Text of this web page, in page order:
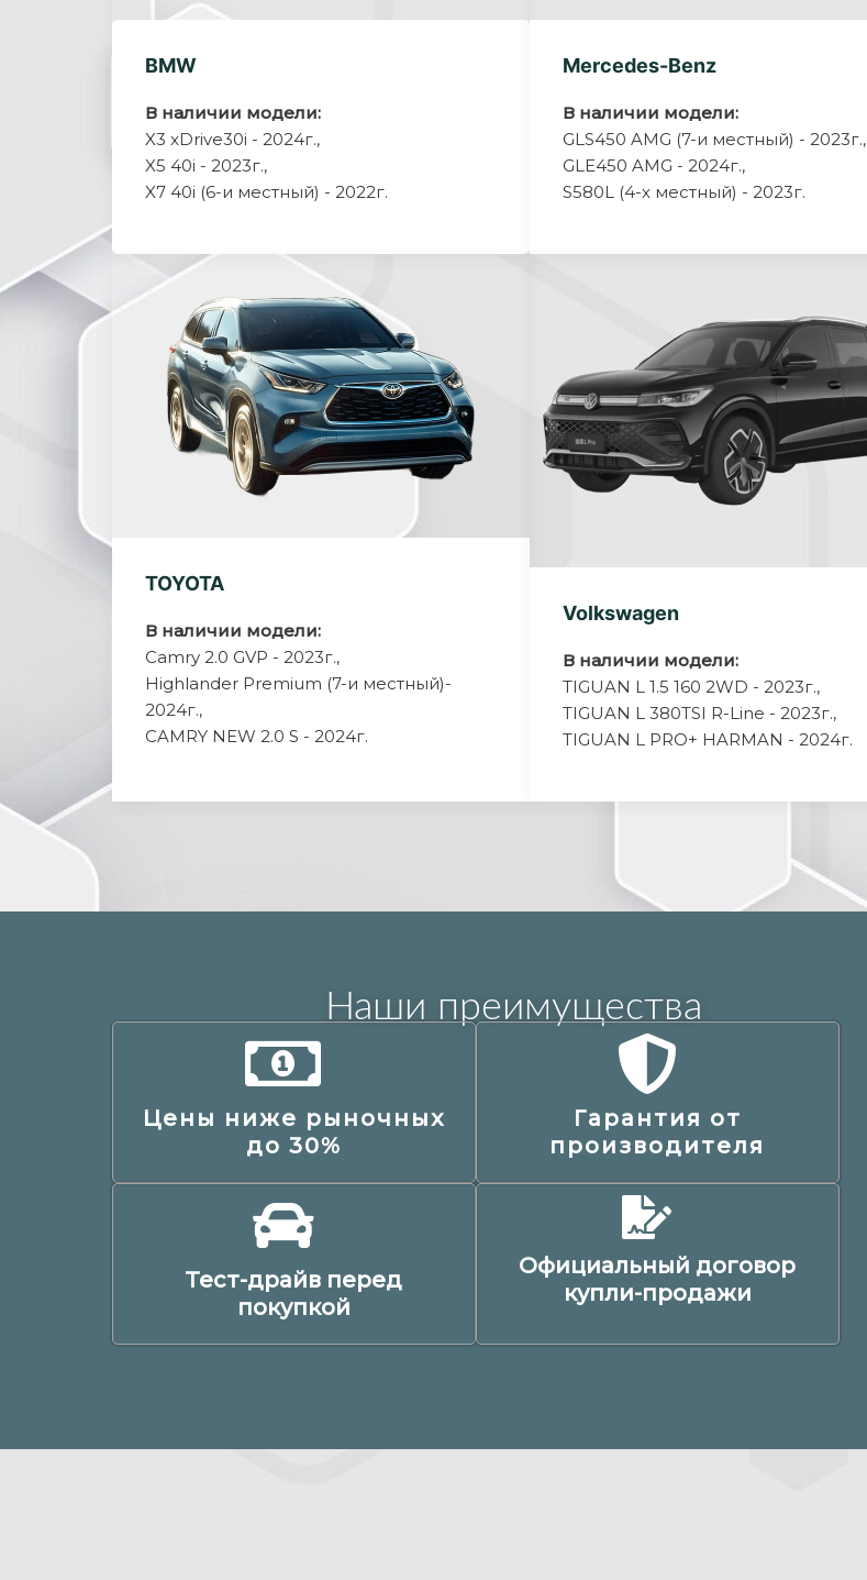
BMW
В наличии модели:
X3 xDrive30i - 2024г.,
X5 40i - 2023г.,
X7 40i (6-и местный) - 2022г.
Mercedes-Benz
В наличии модели:
GLS450 AMG (7-и местный) - 2023г.,
GLЕ450 AMG - 2024г.,
S580L (4-х местный) - 2023г.
TOYOTA
В наличии модели:
Camry 2.0 GVP - 2023г.,
Highlander Premium (7-и местный)-
2024г.,
CAMRY NEW 2.0 S - 2024г.
Volkswagen
В наличии модели:
TIGUAN L 1.5 160 2WD - 2023г.,
TIGUAN L 380TSI R-Line - 2023г.,
TIGUAN L PRO+ HARMAN - 2024г.
Наши преимущества
Цены ниже рыночных
до 30%​
Гарантия от
производителя
Тест-драйв перед
покупкой
Официальный договор
купли-продажи